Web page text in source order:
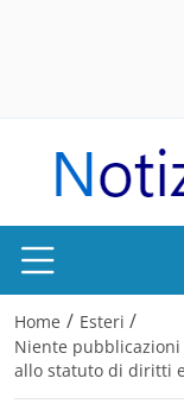
Home / Esteri /
Niente
allo statuto di diritti